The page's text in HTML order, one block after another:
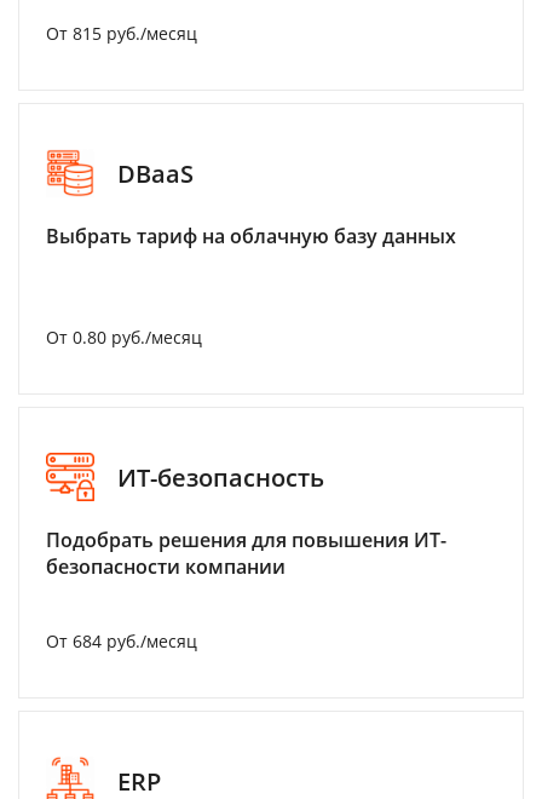
От 815 руб./месяц
DBaaS
Выбрать тариф на облачную базу данных
От 0.80 руб./месяц
ИТ-безопасность
Подобрать решения для повышения ИТ-
безопасности компании
От 684 руб./месяц
ERP